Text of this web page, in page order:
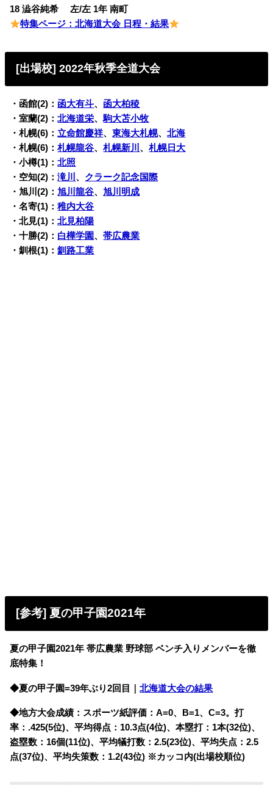
18 澁谷純希 左/左 1年 南町
特集ページ：北海道大会 日程・結果
[出場校]2022年秋季全道大会
・函館(2)： 函大有斗、 函大柏稜
・室蘭(2)：北海道栄、駒大苫小牧
・札幌(6)： 立命館慶祥、東海大札幌、北海
・札幌(6)：札幌龍谷、札幌新川 、札幌日大
・小樽(1)：北照
・空知(2)：滝川 、 クラーク記念国際
・旭川(2)：旭川龍谷、旭川明成
・名寄(1)：稚内大谷
・北見(1)：北見柏陽
・十勝(2)： 白樺学園、帯広農業
・釧根(1)：釧路工業
[参考] 夏の甲子園2021年
夏の甲子園2021年 帯広農業 野球部 ベンチ入りメンバーを徹
底特集！
◆夏の甲子園=39年ぶり2回目｜北海道大会の結果
◆地方大会成績：スポーツ紙評価：A=0、B=1、C=3。打
率：.425(5位)、平均得点：10.3点(4位)、本塁打：1本(32位)、
盗塁数：16個(11位)、平均犠打数：2.5(23位)、平均失点：2.5
点(37位)、平均失策数：1.2(43位) ※カッコ内(出場校順位)